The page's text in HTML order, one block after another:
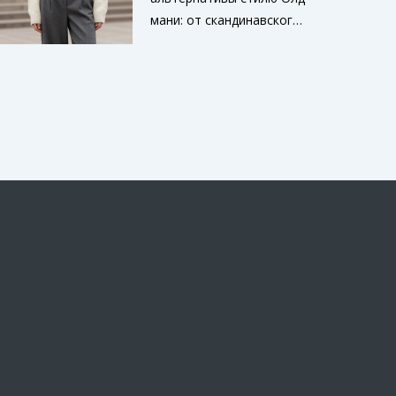
самовыражению.
Узнайте о самых
мани: от скандинавского